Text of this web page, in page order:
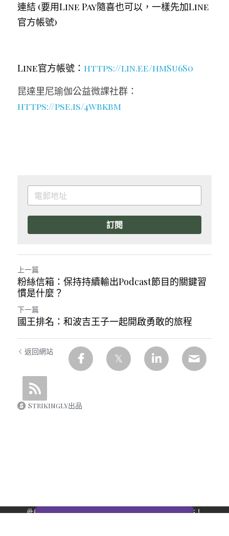
連結 (要用Line Pay隨喜也可以，一樣先加Line
官方帳號)
Line官方帳號： https://lin.ee/hmSu6S0
昆達里尼瑜伽公益微課社群：
https://pse.is/4wbkbm
訂閱
上一篇
粉絲信箱：保持持續輸出Podcast節目的關鍵習
慣是什麼？
下一篇
國王排名：和波吉王子一起開啟勇敢的旅程
返回網站
Strikingly出品
此網站通過 Strikingly 創建。 立即免費擁有一個網站！